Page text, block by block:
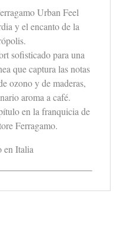
Urban Feel
y el encanto de la
sofisticado para una
que captura las notas
ozono y de maderas,
aroma a café.
en la franquicia de
Ferragamo.
en Italia